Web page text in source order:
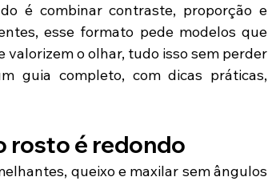
é combinar contraste, proporção e
esse formato pede modelos que
o olhar, tudo isso sem perder
guia completo, com dicas práticas,
rosto é redondo
queixo e maxilar sem ângulos